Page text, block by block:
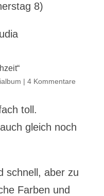
8)
| 4 Kommentare
toll.
gleich noch
schnell, aber zu
Farben und